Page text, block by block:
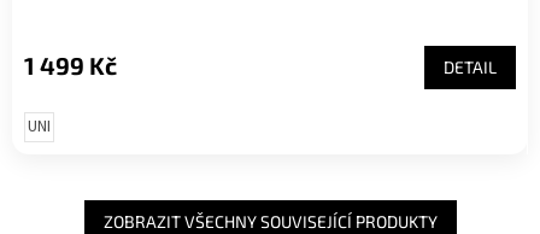
1 499 Kč DETAIL
UNI
ZOBRAZIT VŠECHNY SOUVISEJÍCÍ PRODUKTY